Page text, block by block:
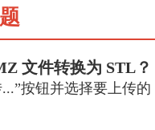
文件转换为 STL？
按钮并选择要上传